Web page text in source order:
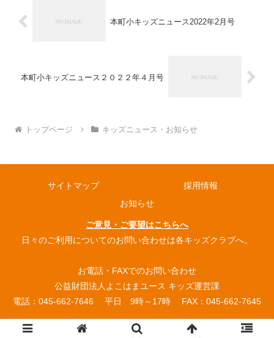
本町小キッズニュース2022年2月号
本町小キッズニュース２０２２年４月号
トップページ キッズニュース・お知らせ
サイトマップ
採用情報
お知らせ
ご意見・ご要望はこちらへ
日々のご利用についてのお問い合わせは各キッズクラブへ。
お電話・FAXでのお問い合わせ
公益財団法人よこはまユース キッズ運営課
電話：045-662-7646 平日 9時～17時 FAX：045-662-7645
© 2004 よこはまユース放課後キッズクラブ